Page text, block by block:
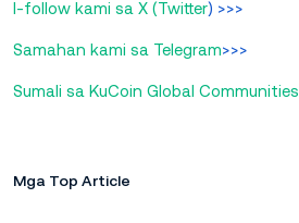
I-follow kami sa X (Twitter) >>>
Samahan kami sa Telegram>>>
Sumali sa KuCoin Global Communities
Mga Top Article